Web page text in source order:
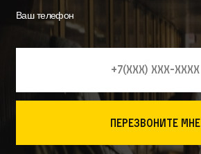
Ваш телефон
перезвоните мне